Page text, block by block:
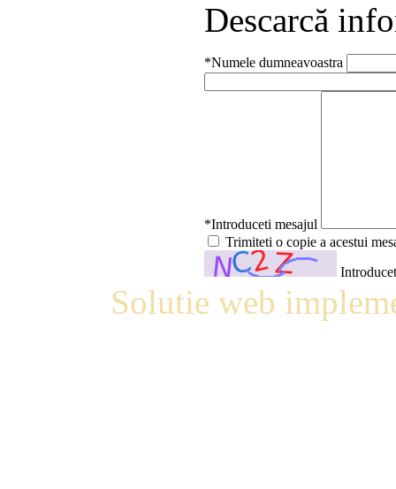
Descarcă
*Numele dumneavoastra
*Introduceti mesajul
Trimiteti o copie a acestui
Solutie web